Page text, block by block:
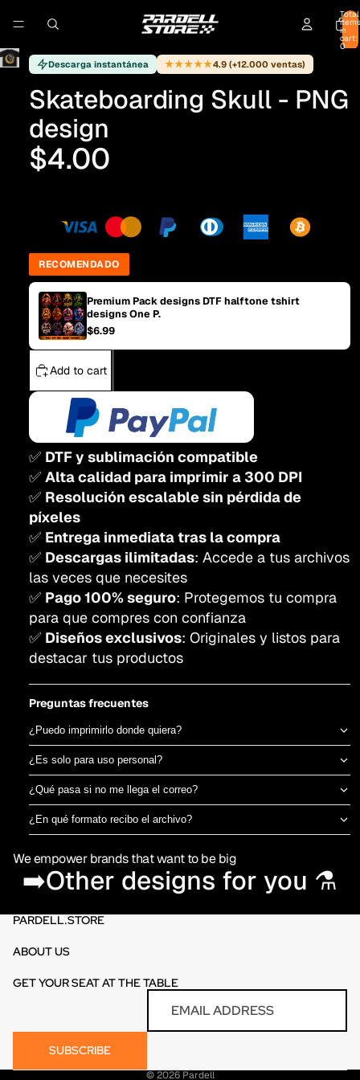
Total
items
in
cart:
0
Descarga instantánea ★★★★★4.9 (+12.000 ventas)
Skateboarding Skull - PNG
design
$4.00
RECOMENDADO
Premium Pack designs DTF halftone tshirt
designs One P.
$6.99
Add to cart
✅ DTF y sublimación compatible
✅ Alta calidad para imprimir a 300 DPI
✅ Resolución escalable sin pérdida de
píxeles
✅ Entrega inmediata tras la compra
✅ Descargas ilimitadas: Accede a tus archivos
las veces que necesites
✅ Pago 100% seguro: Protegemos tu compra
para que compres con confianza
✅ Diseños exclusivos: Originales y listos para
destacar tus productos
Preguntas frecuentes
¿Puedo imprimirlo donde quiera?
Sí, el archivo es tuyo para imprimir en el taller de DTF o sublimación
que prefieras. No estamos ligados a una imprenta específica.
¿Es solo para uso personal?
Puedes usarlo para camisetas propias o para vender productos
físicos ya impresos. No está permitido revender o redistribuir el
archivo digital en sí.
¿Qué pasa si no me llega el correo?
Revisa spam o promociones primero. Si aún así no aparece en 30
minutos, escríbenos por el chat de la tienda y te lo reenviamos al
¿En qué formato recibo el archivo?
directamente en DTF o sublimación.
We empower brands that want to be big
➡️Other designs for you ⚗️
PARDELL.STORE
ABOUT US
GET YOUR SEAT AT THE TABLE
SUBSCRIBE
© 2026 Pardell
Refund policy
Terms of service
Contact information